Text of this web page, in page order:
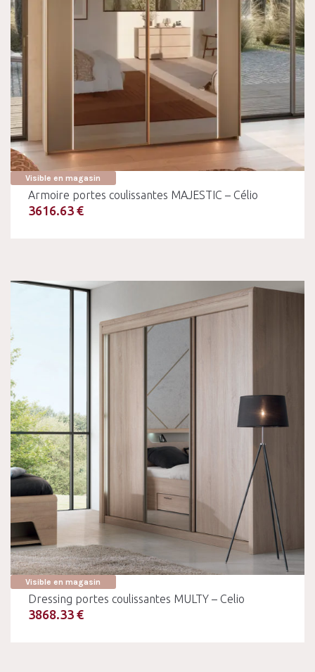
Visible en magasin
Armoire portes coulissantes MAJESTIC – Célio
3616.63 €
Visible en magasin
Dressing portes coulissantes MULTY – Celio
3868.33 €